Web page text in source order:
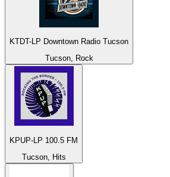
KTDT-LP Downtown Radio Tucson
Tucson, Rock
KPUP-LP 100.5 FM
Tucson, Hits